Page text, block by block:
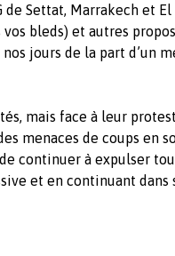
Settat, Marrakech et El
vos bleds) et autres
jours de la part d’un
mais face à leur
menaces de coups en
continuer à expulser
et en continuant dans